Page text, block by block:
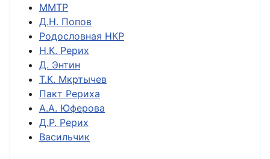
ММТР
Д.Н. Попов
Родословная НКР
Н.К. Рерих
Д. Энтин
Т.К. Мкртычев
Пакт Рериха
А.А. Юферова
Д.Р. Рерих
Васильчик